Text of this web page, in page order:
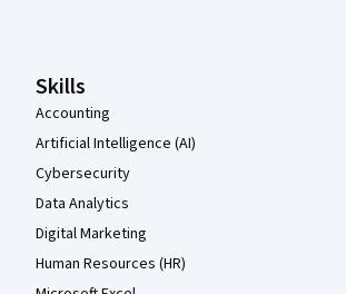
Skills
Accounting
Artificial Intelligence (AI)
Cybersecurity
Data Analytics
Digital Marketing
Human Resources (HR)